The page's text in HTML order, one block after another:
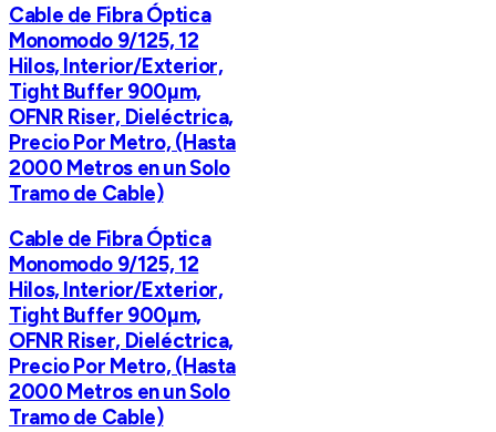
Cable de Fibra Óptica
Monomodo 9/125, 12
Hilos, Interior/Exterior,
Tight Buffer 900µm,
OFNR Riser, Dieléctrica,
Precio Por Metro, (Hasta
2000 Metros en un Solo
Tramo de Cable)
Cable de Fibra Óptica
Monomodo 9/125, 12
Hilos, Interior/Exterior,
Tight Buffer 900µm,
OFNR Riser, Dieléctrica,
Precio Por Metro, (Hasta
2000 Metros en un Solo
Tramo de Cable)